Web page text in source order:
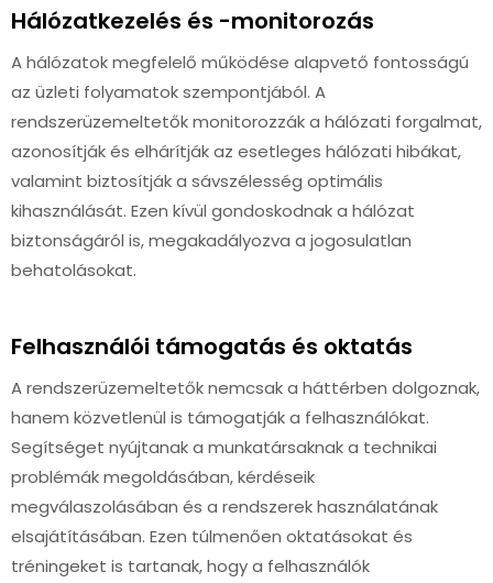
Hálózatkezelés és -monitorozás
A hálózatok megfelelő működése alapvető fontosságú
az üzleti folyamatok szempontjából. A
rendszerüzemeltetők monitorozzák a hálózati forgalmat,
azonosítják és elhárítják az esetleges hálózati hibákat,
valamint biztosítják a sávszélesség optimális
kihasználását. Ezen kívül gondoskodnak a hálózat
biztonságáról is, megakadályozva a jogosulatlan
behatolásokat.
Felhasználói támogatás és oktatás
A rendszerüzemeltetők nemcsak a háttérben dolgoznak,
hanem közvetlenül is támogatják a felhasználókat.
Segítséget nyújtanak a munkatársaknak a technikai
problémák megoldásában, kérdéseik
megválaszolásában és a rendszerek használatának
elsajátításában. Ezen túlmenően oktatásokat és
tréningeket is tartanak, hogy a felhasználók